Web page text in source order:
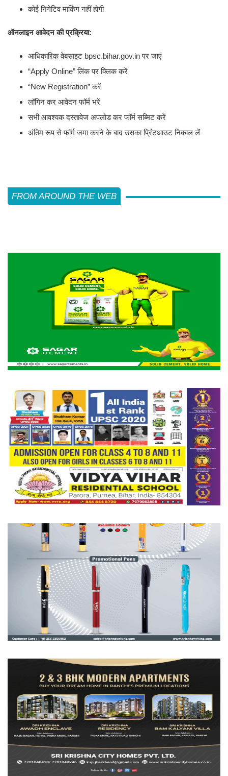
कोई निगेटिव मार्किंग नहीं होगी
ऑनलाइन आवेदन की प्रक्रिया:
आधिकारिक वेबसाइट bpsc.bihar.gov.in पर जाएं
“Apply Online” लिंक पर क्लिक करें
“New Registration” करें
लॉगिन कर आवेदन फॉर्म भरें
सभी आवश्यक दस्तावेज अपलोड कर फॉर्म सब्मिट करें
अंतिम रूप से फॉर्म जमा करने के बाद उसका प्रिंटआउट निकाल लें
FROM AROUND THE WEB